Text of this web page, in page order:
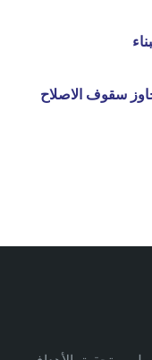
سقوف الاصلاح